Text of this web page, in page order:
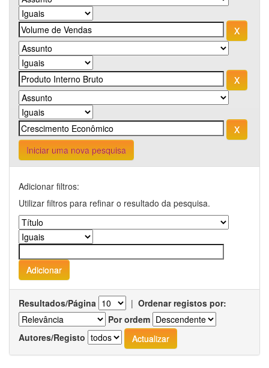
Iniciar uma nova pesquisa
Adicionar filtros:
Utilizar filtros para refinar o resultado da pesquisa.
Resultados/Página | Ordenar registos por:
Por ordem
Autores/Registo